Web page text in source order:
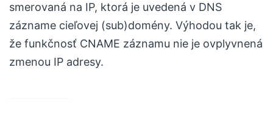
smerovaná na IP, ktorá je uvedená v DNS
zázname cieľovej (sub)domény. Výhodou tak je,
že funkčnosť CNAME záznamu nie je ovplyvnená
zmenou IP adresy.